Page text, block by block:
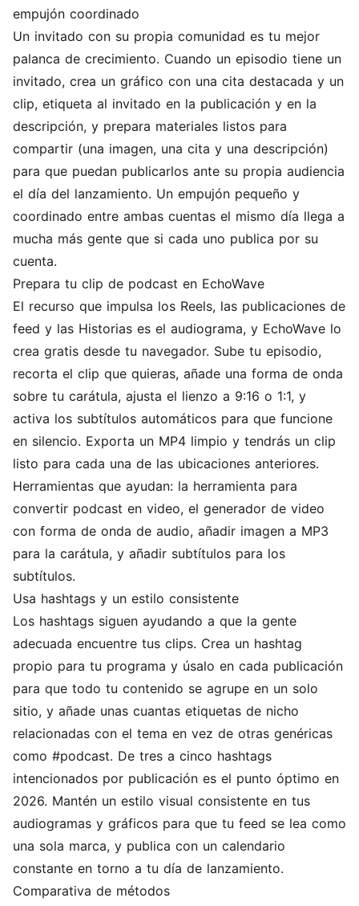
empujón coordinado
Un invitado con su propia comunidad es tu mejor
palanca de crecimiento. Cuando un episodio tiene un
invitado, crea un gráfico con una cita destacada y un
clip, etiqueta al invitado en la publicación y en la
descripción, y prepara materiales listos para
compartir (una imagen, una cita y una descripción)
para que puedan publicarlos ante su propia audiencia
el día del lanzamiento. Un empujón pequeño y
coordinado entre ambas cuentas el mismo día llega a
mucha más gente que si cada uno publica por su
cuenta.
Prepara tu clip de podcast en EchoWave
El recurso que impulsa los Reels, las publicaciones de
feed y las Historias es el audiograma, y EchoWave lo
crea gratis desde tu navegador. Sube tu episodio,
recorta el clip que quieras, añade una forma de onda
sobre tu carátula, ajusta el lienzo a 9:16 o 1:1, y
activa los subtítulos automáticos para que funcione
en silencio. Exporta un MP4 limpio y tendrás un clip
listo para cada una de las ubicaciones anteriores.
Herramientas que ayudan: la herramienta para
convertir podcast en video, el generador de video
con forma de onda de audio, añadir imagen a MP3
para la carátula, y añadir subtítulos para los
subtítulos.
Usa hashtags y un estilo consistente
Los hashtags siguen ayudando a que la gente
adecuada encuentre tus clips. Crea un hashtag
propio para tu programa y úsalo en cada publicación
para que todo tu contenido se agrupe en un solo
sitio, y añade unas cuantas etiquetas de nicho
relacionadas con el tema en vez de otras genéricas
como #podcast. De tres a cinco hashtags
intencionados por publicación es el punto óptimo en
2026. Mantén un estilo visual consistente en tus
audiogramas y gráficos para que tu feed se lea como
una sola marca, y publica con un calendario
constante en torno a tu día de lanzamiento.
Comparativa de métodos